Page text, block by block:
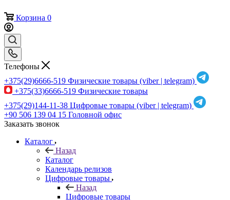
Корзина 0
Телефоны
+375(29)6666-519 Физические товары (viber | telegram)
+375(33)6666-519 Физические товары
+375(29)144-11-38 Цифровые товары (viber | telegram)
+90 506 139 04 15 Головной офис
Заказать звонок
Каталог
Назад
Каталог
Календарь релизов
Цифровые товары
Назад
Цифровые товары